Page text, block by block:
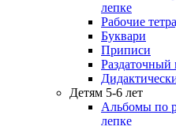
лепке
Рабочие
Буквари
Приписи
Раздаточный
Детям 5-6 лет
Альбомы по
лепке